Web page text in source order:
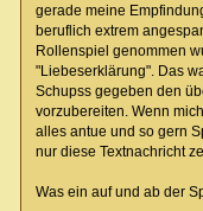
gerade meine
beruflich extrem
Rollenspiel genommen
"Liebeserklärung". Das
Schupss gegeben den
vorzubereiten. Wenn
alles antue und so gern
nur diese Textnachricht
Was ein auf und ab der